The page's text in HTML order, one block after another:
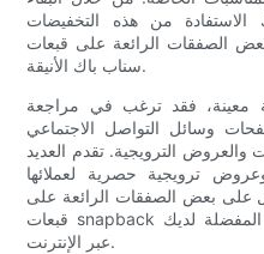
الاستفادة من هذه التخفيضات
الصفقات الرائعة على قبعات
سناب باك الأنيقة.
معينة، فقد ترغب في مراجعة
وسائل التواصل الاجتماعي
الترويجية. تقدم العديد
ترويجية حصرية لعملائها
على بعض الصفقات الرائعة على
قبعات snapback من خلال متابعة العلامات التجارية المفضلة لديك
عبر الإنترنت.